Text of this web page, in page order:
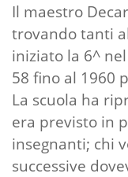
Il maestro
trovando tanti
iniziato la 6^
58 fino al 1960
La scuola ha
era previsto in
insegnanti; chi
successive